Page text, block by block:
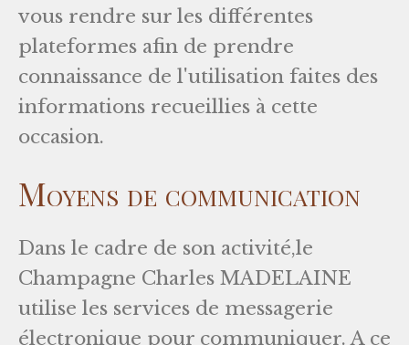
vous rendre sur les différentes
plateformes afin de prendre
connaissance de l'utilisation faites des
informations recueillies à cette
occasion.
Moyens de communication
Dans le cadre de son activité,le
Champagne Charles MADELAINE
utilise les services de messagerie
électronique pour communiquer. A ce